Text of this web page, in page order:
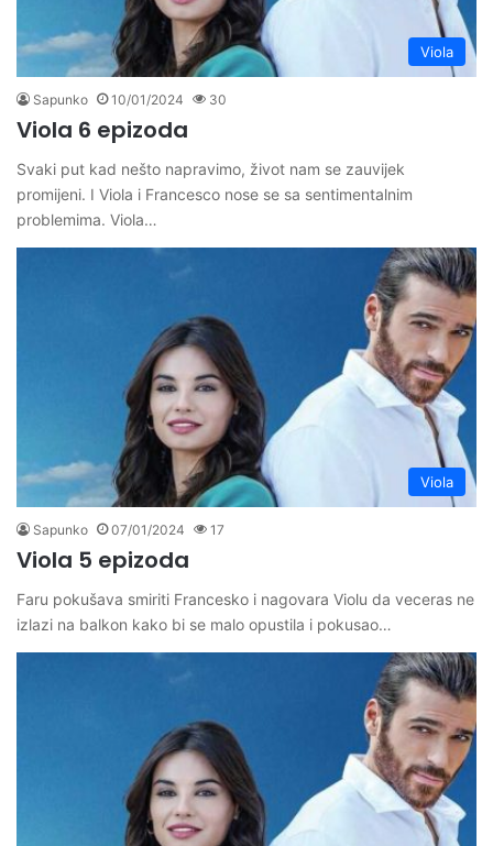
Viola
Sapunko 10/01/2024 30
Viola 6 epizoda
Svaki put kad nešto napravimo, život nam se zauvijek
promijeni. I Viola i Francesco nose se sa sentimentalnim
problemima. Viola…
Viola
Sapunko 07/01/2024 17
Viola 5 epizoda
Faru pokušava smiriti Francesko i nagovara Violu da veceras ne
izlazi na balkon kako bi se malo opustila i pokusao…